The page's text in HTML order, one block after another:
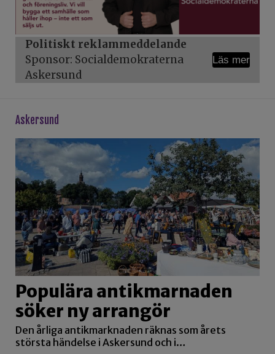
Politiskt reklammeddelande
Sponsor: Socialdemokraterna
Askersund
Läs mer
askersund
Populära antikmarnaden
söker ny arrangör
Den årliga antikmarknaden räknas som årets
största händelse i Askersund och i…